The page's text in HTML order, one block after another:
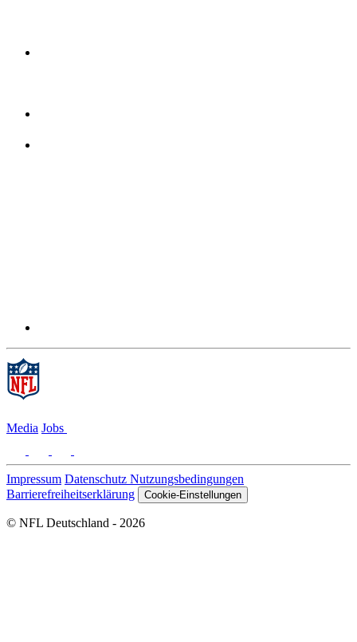
Media Jobs
Impressum Datenschutz Nutzungsbedingungen
Barrierefreiheitserklärung
Cookie-Einstellungen
© NFL Deutschland - 2026